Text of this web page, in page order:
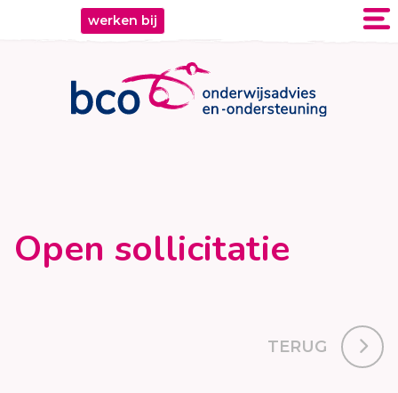
werken bij
Open sollicitatie
TERUG